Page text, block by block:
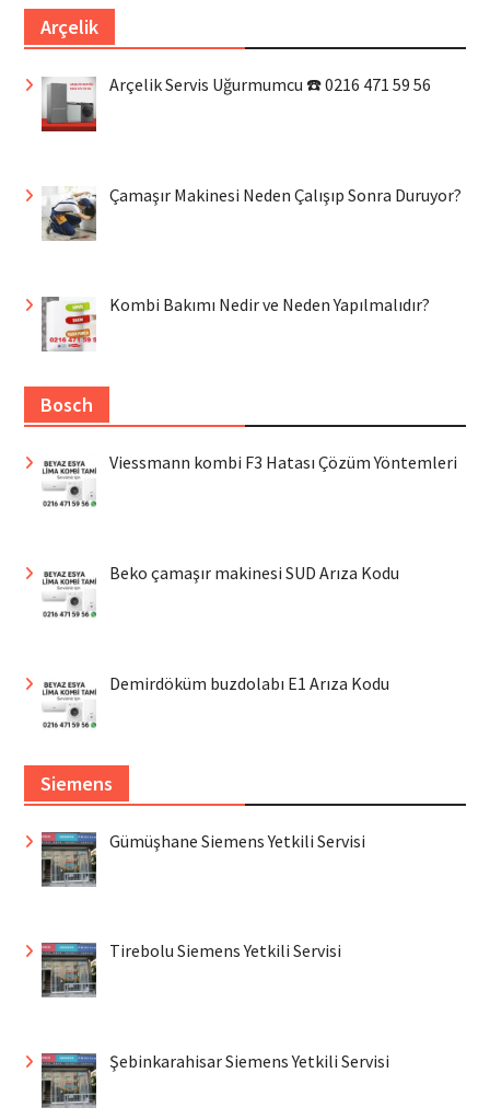
Arçelik
Arçelik Servis Uğurmumcu ☎️ 0216 471 59 56
Çamaşır Makinesi Neden Çalışıp Sonra Duruyor?
Kombi Bakımı Nedir ve Neden Yapılmalıdır?
Bosch
Viessmann kombi F3 Hatası Çözüm Yöntemleri
Beko çamaşır makinesi SUD Arıza Kodu
Demirdöküm buzdolabı E1 Arıza Kodu
Siemens
Gümüşhane Siemens Yetkili Servisi
Tirebolu Siemens Yetkili Servisi
Şebinkarahisar Siemens Yetkili Servisi